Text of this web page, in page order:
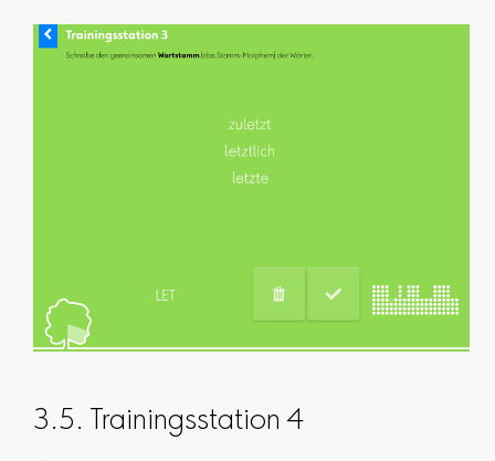
3.5. Trainingsstation 4